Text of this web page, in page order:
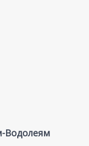
Водолеям